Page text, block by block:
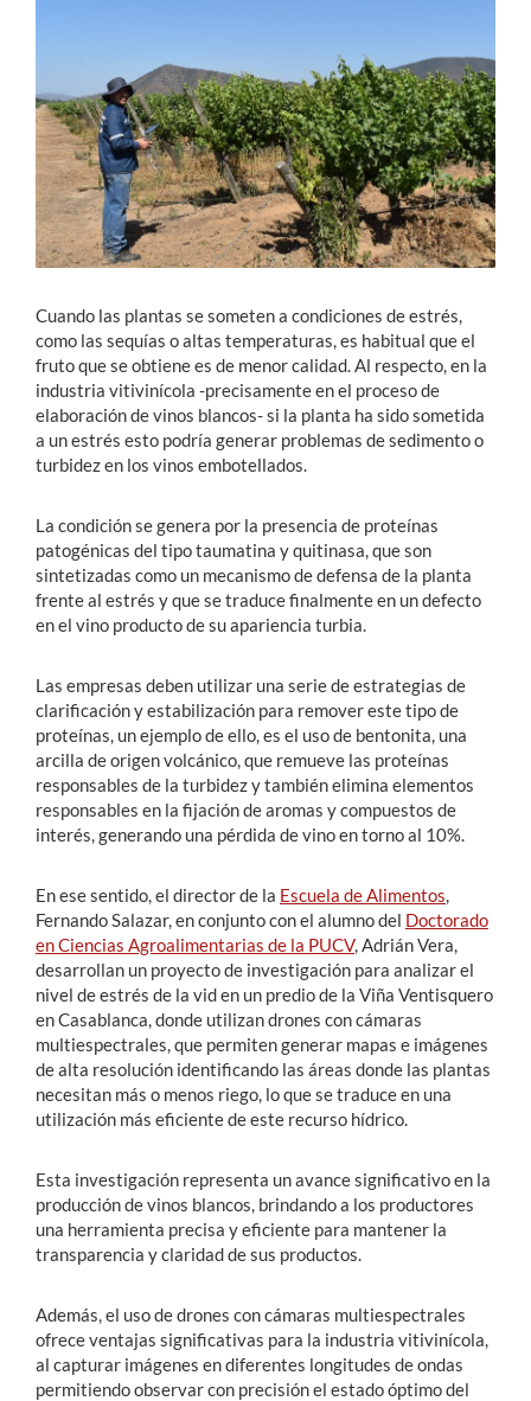
Cuando las plantas se someten a condiciones de estrés,
como las sequías o altas temperaturas, es habitual que el
fruto que se obtiene es de menor calidad. Al respecto, en la
industria vitivinícola -precisamente en el proceso de
elaboración de vinos blancos- si la planta ha sido sometida
a un estrés esto podría generar problemas de sedimento o
turbidez en los vinos embotellados.
La condición se genera por la presencia de proteínas
patogénicas del tipo taumatina y quitinasa, que son
sintetizadas como un mecanismo de defensa de la planta
frente al estrés y que se traduce finalmente en un defecto
en el vino producto de su apariencia turbia.
Las empresas deben utilizar una serie de estrategias de
clarificación y estabilización para remover este tipo de
proteínas, un ejemplo de ello, es el uso de bentonita, una
arcilla de origen volcánico, que remueve las proteínas
responsables de la turbidez y también elimina elementos
responsables en la fijación de aromas y compuestos de
interés, generando una pérdida de vino en torno al 10%.
En ese sentido, el director de la Escuela de Alimentos
Fernando Salazar, en conjunto con el alumno del Doctorado
en Ciencias Agroalimentarias de la PUCV, Adrián Vera,
desarrollan un proyecto de investigación para analizar el
nivel de estrés de la vid en un predio de la Viña Ventisquero
en Casablanca, donde utilizan drones con cámaras
multiespectrales, que permiten generar mapas e imágenes
de alta resolución identificando las áreas donde las plantas
necesitan más o menos riego, lo que se traduce en una
utilización más eficiente de este recurso hídrico.
Esta investigación representa un avance significativo en la
producción de vinos blancos, brindando a los productores
una herramienta precisa y eficiente para mantener la
transparencia y claridad de sus productos.
Además, el uso de drones con cámaras multiespectrales
ofrece ventajas significativas para la industria vitivinícola,
al capturar imágenes en diferentes longitudes de ondas
permitiendo observar con precisión el estado óptimo del